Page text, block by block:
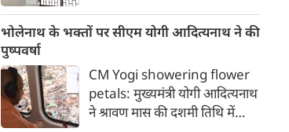
रोशन सिंह की जन्मभूमि आजाद
मुख्यधारा से कटे रहने का दर्द सहती
रही। जिस गांव की मिट्टी ने देश को
ऐसा वीर सपूत दिया, उसी गांव की
तीन पीढ़ियां हर साल बारिश के मौसम
भोलेनाथ के भक्तों पर सीएम योगी आदित्यनाथ ने की
पुष्पवर्षा
CM Yogi showering flower
petals: मुख्यमंत्री योगी आदित्यनाथ
ने श्रावण मास की दशमी तिथि में